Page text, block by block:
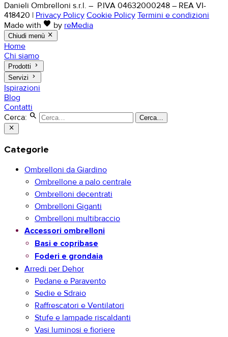
Danieli Ombrelloni s.r.l. – P.IVA 04632000248 – REA VI-
418420 | Privacy Policy Cookie Policy Termini e condizioni
Made with favorite by reMedia
Chiudi menù close
Home
Chi siamo
Prodotti keyboard_arrow_right
Servizi keyboard_arrow_right
Ispirazioni
Blog
Contatti
Cerca: search Cerca…
close
Categorie
Ombrelloni da Giardino
Ombrellone a palo centrale
Ombrelloni decentrati
Ombrelloni Giganti
Ombrelloni multibraccio
Accessori ombrelloni
Basi e copribase
Foderi e grondaia
Arredi per Dehor
Pedane e Paravento
Sedie e Sdraio
Raffrescatori e Ventilatori
Stufe e lampade riscaldanti
Vasi luminosi e fioriere